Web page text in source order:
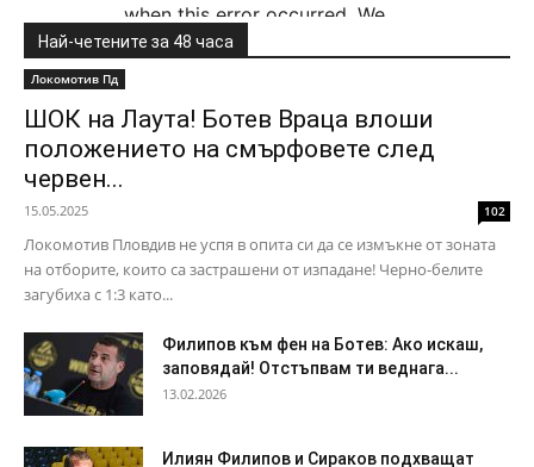
Най-четените за 48 часа
Локомотив Пд
ШОК на Лаута! Ботев Враца влоши
положението на смърфовете след
червен...
15.05.2025 102
Локомотив Пловдив не успя в опита си да се измъкне от зоната
на отборите, които са застрашени от изпадане! Черно-белите
загубиха с 1:3 като...
Филипов към фен на Ботев: Ако искаш,
заповядай! Отстъпвам ти веднага...
13.02.2026
Илиян Филипов и Сираков подхващат